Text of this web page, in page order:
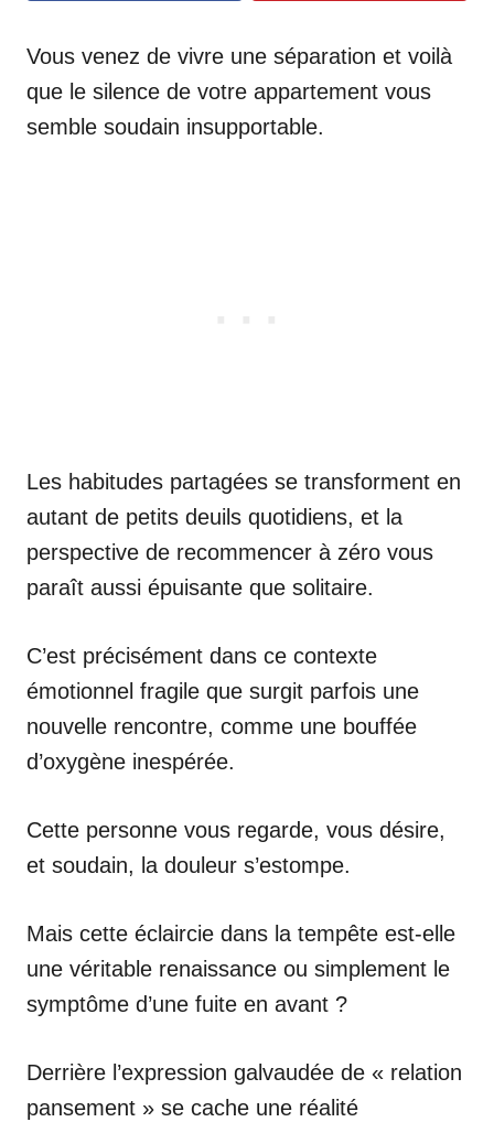
Vous venez de vivre une séparation et voilà
que le silence de votre appartement vous
semble soudain insupportable.
Les habitudes partagées se transforment en
autant de petits deuils quotidiens, et la
perspective de recommencer à zéro vous
paraît aussi épuisante que solitaire.
C’est précisément dans ce contexte
émotionnel fragile que surgit parfois une
nouvelle rencontre, comme une bouffée
d’oxygène inespérée.
Cette personne vous regarde, vous désire,
et soudain, la douleur s’estompe.
Mais cette éclaircie dans la tempête est-elle
une véritable renaissance ou simplement le
symptôme d’une fuite en avant ?
Derrière l’expression galvaudée de « relation
pansement » se cache une réalité